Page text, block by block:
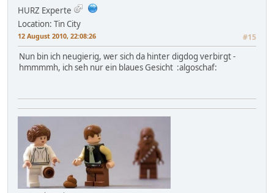
HURZ Experte
Location: Tin City
12 August 2010, 22:08:26 #15
Nun bin ich neugierig, wer sich da hinter digdog verbirgt -
hmmmmh, ich seh nur ein blaues Gesicht :algoschaf: